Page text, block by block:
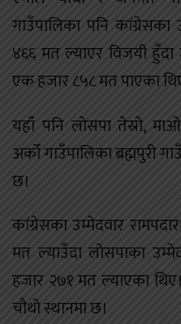
गाउँपालिका पनि कांग्रेसका
४६६ मत ल्याएर विजयी
एक हजार ८५८ मत पाएका
यहाँ पनि लोसपा तेस्रो,
अर्को गाउँपालिका ब्रह्मपुरी
छ।
कांग्रेसका उम्मेदवार
मत ल्याउँदा लोसपाका
हजार २७१ मत ल्याएका
चौथो स्थानमा छ।